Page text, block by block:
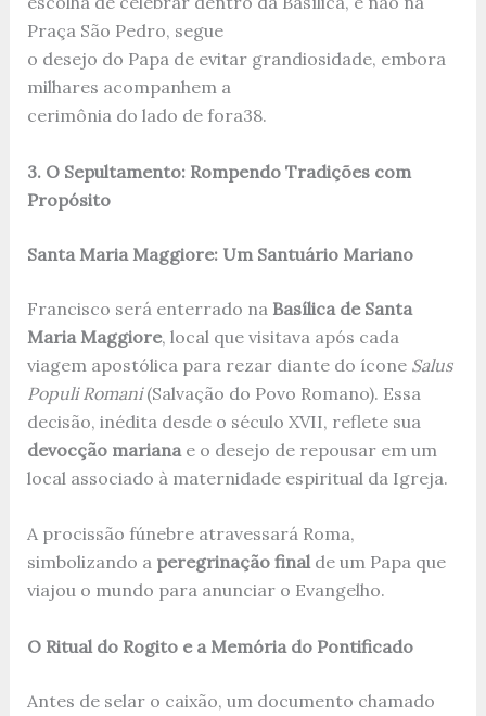
Praça São Pedro, segue
o desejo do Papa de evitar grandiosidade, embora
milhares acompanhem a
cerimônia do lado de fora38.
3. O Sepultamento: Rompendo Tradições com
Propósito
Santa Maria Maggiore: Um Santuário Mariano
Francisco será enterrado na Basílica de Santa
Maria Maggiore, local que visitava após cada
viagem apostólica para rezar diante do ícone Salus
Populi Romani(Salvação do Povo Romano). Essa
decisão, inédita desde o século XVII, reflete sua
devocção marianae o desejo de repousar em um
local associado à maternidade espiritual da Igreja.
A procissão fúnebre atravessará Roma,
simbolizando a peregrinação finalde um Papa que
viajou o mundo para anunciar o Evangelho.
O Ritual do Rogito e a Memória do Pontificado
Antes de selar o caixão, um documento chamado